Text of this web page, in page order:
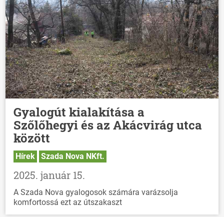
Gyalogút kialakítása a
Szőlőhegyi és az Akácvirág utca
között
Hírek Szada Nova NKft.
2025. január 15.
A Szada Nova gyalogosok számára varázsolja
komfortossá ezt az útszakaszt